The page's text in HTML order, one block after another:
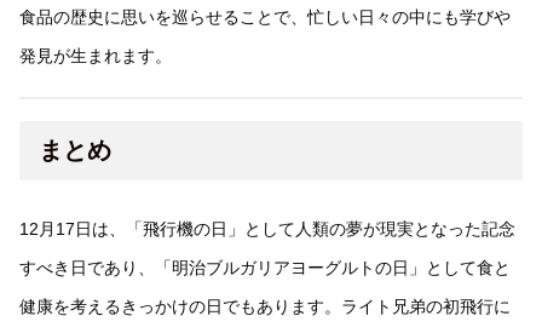
食品の歴史に思いを巡らせることで、忙しい日々の中にも学びや
発見が生まれます。
まとめ
12月17日は、「飛行機の日」として人類の夢が現実となった記念
すべき日であり、「明治ブルガリアヨーグルトの日」として食と
健康を考えるきっかけの日でもあります。ライト兄弟の初飛行に